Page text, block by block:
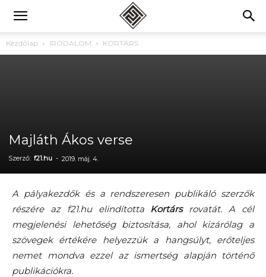
Kezdőlap IRODALOM KORTÁRS
Majláth Ákos verse
Szerző: f21.hu - 2019. máj. 4.
A pályakezdők és a rendszeresen publikáló szerzők
részére az f21.hu elindította Kortársrovatát. A cél
megjelenési lehetőség biztosítása, ahol kizárólag a
szövegek értékére helyezzük a hangsúlyt, erőteljes
nemet mondva ezzel az ismertség alapján történő
publikációkra.